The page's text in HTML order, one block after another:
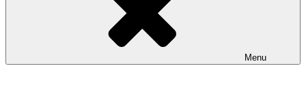
Menu